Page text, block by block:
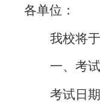
各单位：
我校将于
一、考
考试日期